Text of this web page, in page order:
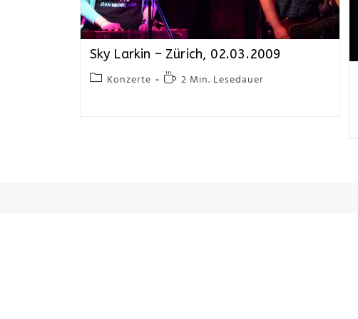
Sky Larkin – Zürich, 02.03.2009
Konzerte 2 Min. Lesedauer